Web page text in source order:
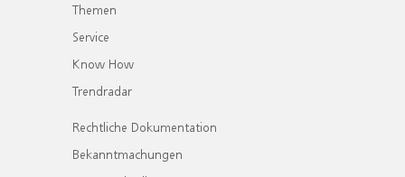
Themen
Service
Know How
Trendradar
Rechtliche Dokumentation
Bekanntmachungen